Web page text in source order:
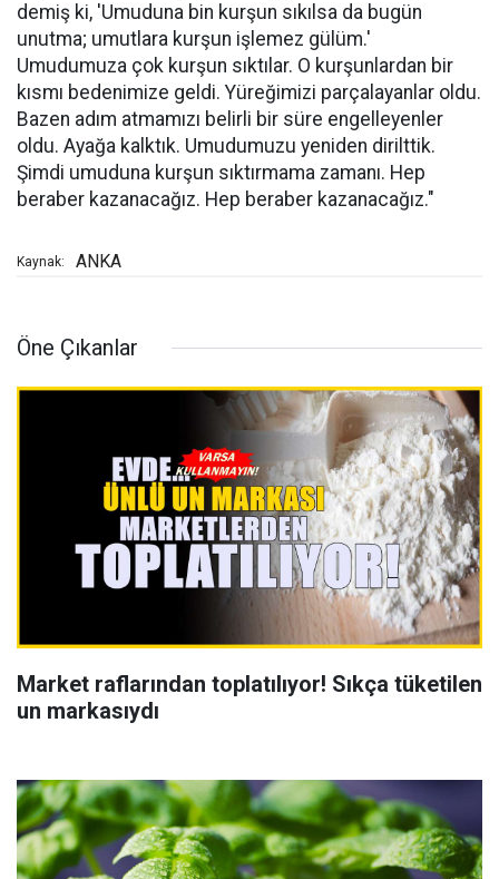
demiş ki, 'Umuduna bin kurşun sıkılsa da bugün
unutma; umutlara kurşun işlemez gülüm.'
Umudumuza çok kurşun sıktılar. O kurşunlardan bir
kısmı bedenimize geldi. Yüreğimizi parçalayanlar oldu.
Bazen adım atmamızı belirli bir süre engelleyenler
oldu. Ayağa kalktık. Umudumuzu yeniden dirilttik.
Şimdi umuduna kurşun sıktırmama zamanı. Hep
beraber kazanacağız. Hep beraber kazanacağız."
Kaynak: ANKA
Öne Çıkanlar
Market raflarından toplatılıyor! Sıkça tüketilen
un markasıydı